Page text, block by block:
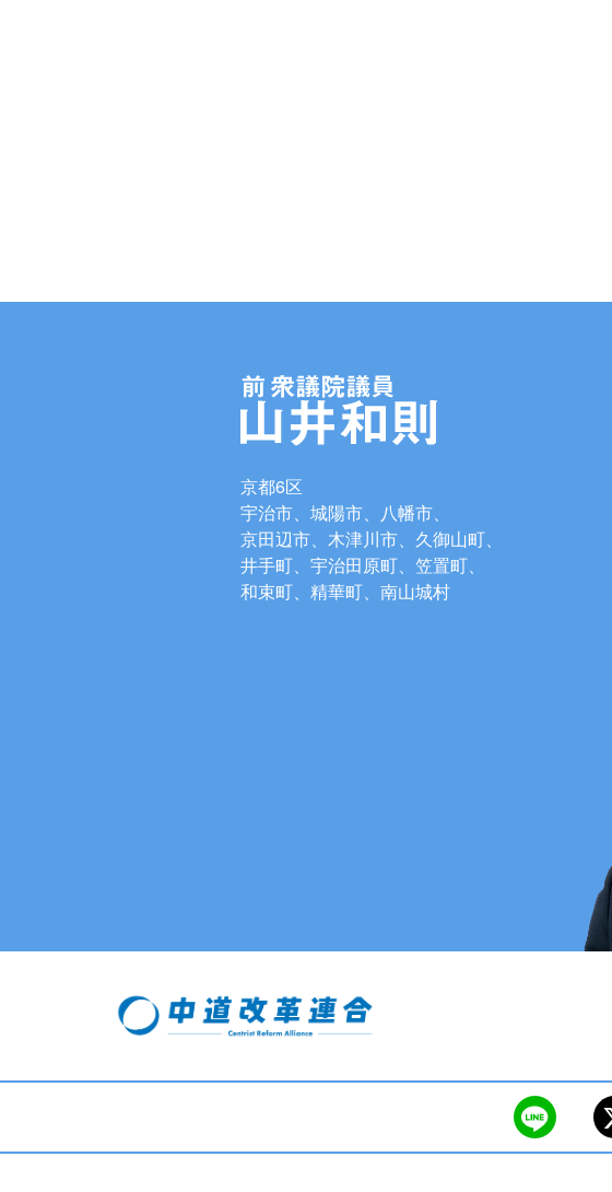
京都6区
宇治市、城陽市、八幡市、
京田辺市、木津川市、久御山町、
井手町、宇治田原町、笠置町、
和束町、精華町、南山城村